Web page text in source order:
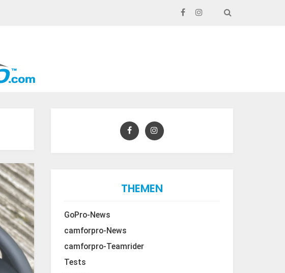
SEARCH
THEMEN
GoPro-News
camforpro-News
camforpro-Teamrider
Tests